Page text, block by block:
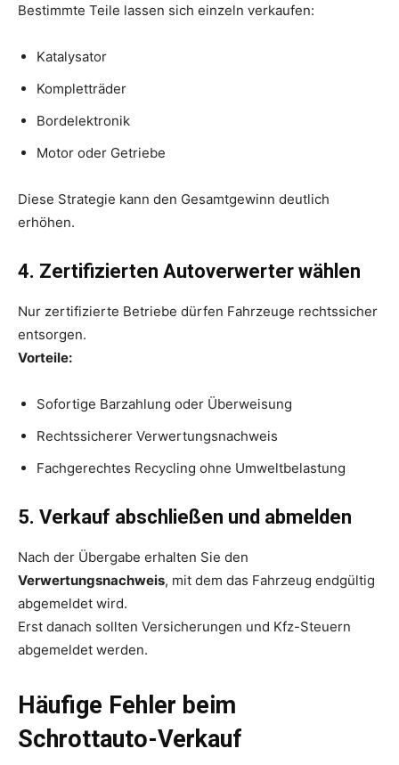
Bestimmte Teile lassen sich einzeln verkaufen:
Katalysator
Kompletträder
Bordelektronik
Motor oder Getriebe
Diese Strategie kann den Gesamtgewinn deutlich
erhöhen.
4. Zertifizierten Autoverwerter wählen
Nur zertifizierte Betriebe dürfen Fahrzeuge rechtssicher
entsorgen.
Vorteile:
Sofortige Barzahlung oder Überweisung
Rechtssicherer Verwertungsnachweis
Fachgerechtes Recycling ohne Umweltbelastung
5. Verkauf abschließen und abmelden
Nach der Übergabe erhalten Sie den
Verwertungsnachweis, mit dem das Fahrzeug endgültig
abgemeldet wird.
Erst danach sollten Versicherungen und Kfz-Steuern
abgemeldet werden.
Häufige Fehler beim
Schrottauto-Verkauf